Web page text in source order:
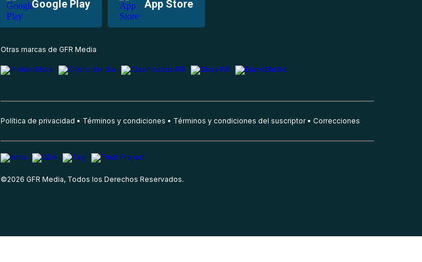
Google Play App Store
Otras marcas de GFR Media
Política de privacidad Términos y condiciones Términos y condiciones del suscriptor Correcciones
©2026 GFR Media, Todos los Derechos Reservados.